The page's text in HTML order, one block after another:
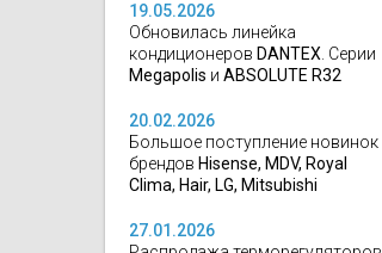
19.05.2026
Обновилась линейка
кондиционеров DANTEX. Серии
Megapolis и ABSOLUTE R32
20.02.2026
Большое поступление новинок
брендов Hisense, MDV, Royal
Clima, Hair, LG, Mitsubishi
27.01.2026